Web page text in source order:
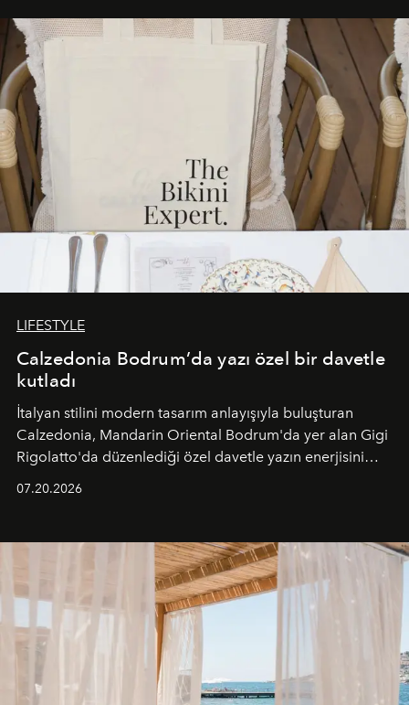
buluşturarak markanın Cavo Tagoo’daki varlığını
sürükleyici ve mevsime özel bir deneyime dönüştürüyor.
LIFESTYLE
Calzedonia Bodrum’da yazı özel bir davetle
kutladı
İtalyan stilini modern tasarım anlayışıyla buluşturan
Calzedonia, Mandarin Oriental Bodrum'da yer alan Gigi
Rigolatto'da düzenlediği özel davetle yazın enerjisini
07.20.2026